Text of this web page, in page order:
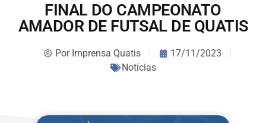
FINAL DO CAMPEONATO
AMADOR DE FUTSAL DE QUATIS
PorImprensa Quatis
17/11/2023
Notícias